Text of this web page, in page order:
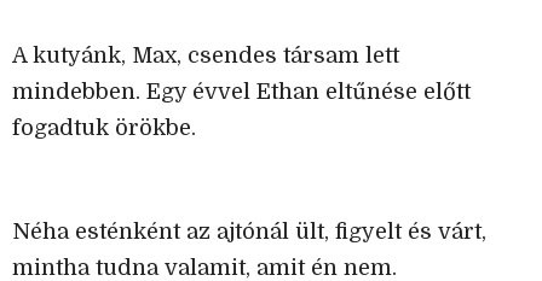
A kutyánk, Max, csendes társam lett
mindebben. Egy évvel Ethan eltűnése előtt
fogadtuk örökbe.
Néha esténként az ajtónál ült, figyelt és várt,
mintha tudna valamit, amit én nem.